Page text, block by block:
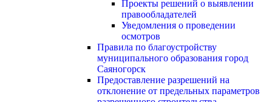
Проекты решений о выявлении
правообладателей
Уведомления о проведении
осмотров
Правила по благоустройству
муниципального образования город
Саяногорск
Предоставление разрешений на
отклонение от предельных параметров